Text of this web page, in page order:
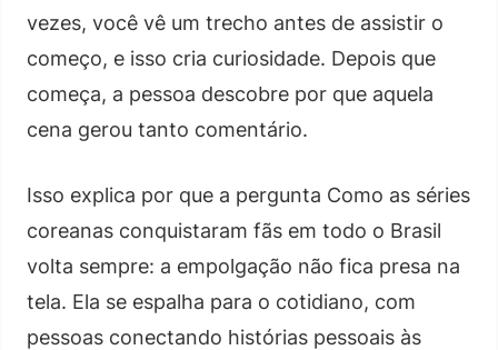
vezes, você vê um trecho antes de assistir o
começo, e isso cria curiosidade. Depois que
começa, a pessoa descobre por que aquela
cena gerou tanto comentário.
Isso explica por que a pergunta Como as séries
coreanas conquistaram fãs em todo o Brasil
volta sempre: a empolgação não fica presa na
tela. Ela se espalha para o cotidiano, com
pessoas conectando histórias pessoais às